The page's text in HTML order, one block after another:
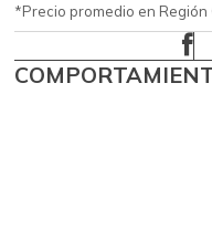
*Precio promedio en Región